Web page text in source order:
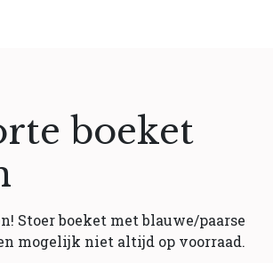
boeket
Stoer boeket met blauwe/paarse
mogelijk niet altijd op voorraad.